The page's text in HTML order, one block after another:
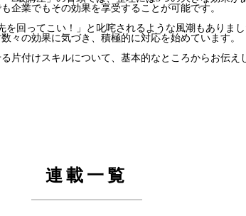
企業でもその効果を享受することが可能です。
回ってこい！」と叱咤されるような風潮もありま
々の効果に気づき、積極的に対応を始めています。
片付けスキルについて、基本的なところからお伝え
連載一覧